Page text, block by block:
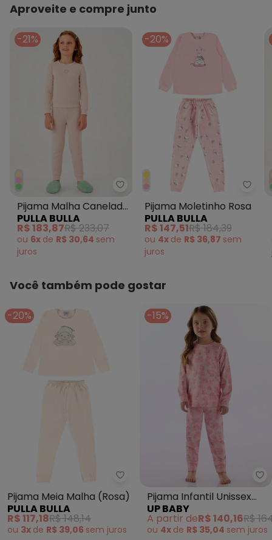
Cuidados para conservação do produto: Melhores
cuidados para conservação da roupinha: Lavar na
máquina, no ciclo delicado, com água fria ou morna - Não
usar alvejante - Não lavar a seco - Não colocar na
secadora - Secar na vertical.
Tecido: Moletinho
Composição: 100% Algodão
Aproveite e compre junto
-21%
Pulla Bulla - Pijama Malha
Pijama Malha Canelada
Rosa
PULLA BULLA
R$ 183,87R$ 233,07
ou 6x de R$ 30,64 sem
juros
-20%
Pulla
Pijama Moletinho Rosa
PULLA BULLA
R$ 147,51R$ 184,39
ou 4x de R$ 36,87 sem
juros
Você também pode gostar
-20%
Pulla Bulla - Pijama Meia Malha
Pijama Meia Malha (Rosa)
PULLA BULLA
R$ 117,18R$ 148,14
ou 3x de R$ 39,06 sem juros
-15%
Pijama Infantil Unissex
Térmico Rosa
UP BABY
A partir deR$ 140,16R$
ou 4x de R$ 35,04 sem juros